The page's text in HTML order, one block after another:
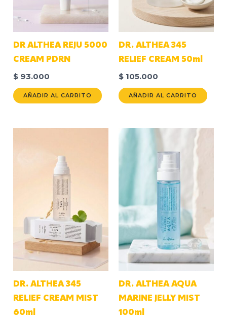
DR ALTHEA REJU 5000
CREAM PDRN
$ 93.000
AÑADIR AL CARRITO
DR. ALTHEA 345
RELIEF CREAM 50ml
$ 105.000
AÑADIR AL CARRITO
DR. ALTHEA 345
RELIEF CREAM MIST
60ml
DR. ALTHEA AQUA
MARINE JELLY MIST
100ml